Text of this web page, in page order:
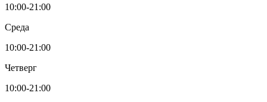
10:00-21:00
Среда
10:00-21:00
Четверг
10:00-21:00